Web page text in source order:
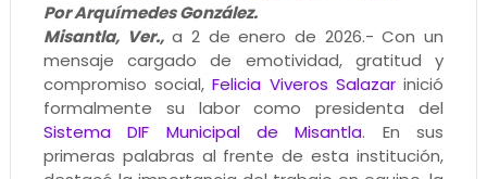
Por Arquímedes González.
Misantla, Ver.,a 2 de enero de 2026.- Con un
mensaje cargado de emotividad, gratitud y
compromiso social,Felicia Viveros Salazarinició
formalmente su labor como presidenta del
Sistema DIF Municipal de Misantla. En sus
primeras palabras al frente de esta institución,